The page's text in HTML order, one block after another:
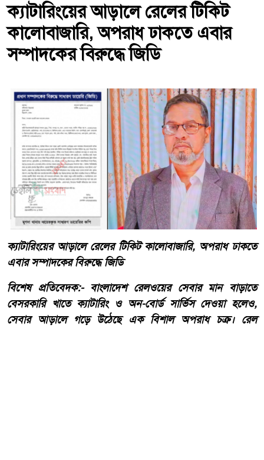
ক্যাটারিংয়ের আড়ালে রেলের টিকিট
কালোবাজারি, অপরাধ ঢাকতে এবার
সম্পাদকের বিরুদ্ধে জিডি
ক্যাটারিংয়ের আড়ালে রেলের টিকিট কালোবাজারি, অপরাধ ঢাকতে
এবার সম্পাদকের বিরুদ্ধে জিডি
​বিশেষ প্রতিবেদক:- ​বাংলাদেশ রেলওয়ের সেবার মান বাড়াতে
বেসরকারি খাতে ক্যাটারিং ও অন-বোর্ড সার্ভিস দেওয়া হলেও,
সেবার আড়ালে গড়ে উঠেছে এক বিশাল অপরাধ চক্র। রেল